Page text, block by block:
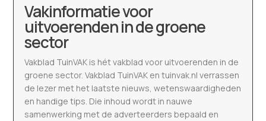
Vakinformatie voor
uitvoerenden in de groene
sector
Vakblad TuinVAK is hét vakblad voor uitvoerenden in de
groene sector. Vakblad TuinVAK en tuinvak.nl verrassen
de lezer met het laatste nieuws, wetenswaardigheden
en handige tips. Die inhoud wordt in nauwe
samenwerking met de adverteerders bepaald en